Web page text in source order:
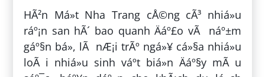
HÃ²n Má»t Nha Trang cÅ©ng cÃ³ nhiá»u
ráº¡n san hÃ´ bao quanh Äáº£o vÃ náº±m
gáº§n bá», lÃ nÆ¡i trÃº ngá»¥ cá»§a nhiá»u
loÃ i nhiá»u sinh váº­t biá»n Äáº§y mÃ u